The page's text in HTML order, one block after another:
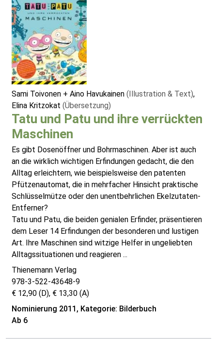
Sami Toivonen + Aino Havukainen (Illustration & Text),
Elina Kritzokat (Übersetzung)
Tatu und Patu und ihre verrückten
Maschinen
Es gibt Dosenöffner und Bohrmaschinen. Aber ist auch
an die wirklich wichtigen Erfindungen gedacht, die den
Alltag erleichtern, wie beispielsweise den patenten
Pfützenautomat, die in mehrfacher Hinsicht praktische
Schlüsselmütze oder den unentbehrlichen Ekelzutaten-
Entferner?
Tatu und Patu, die beiden genialen Erfinder, präsentieren
dem Leser 14 Erfindungen der besonderen und lustigen
Art. Ihre Maschinen sind witzige Helfer in ungeliebten
Alltagssituationen und reagieren ...
Thienemann Verlag
978-3-522-43648-9
€ 12,90 (D), € 13,30 (A)
Nominierung 2011, Kategorie: Bilderbuch
Ab 6